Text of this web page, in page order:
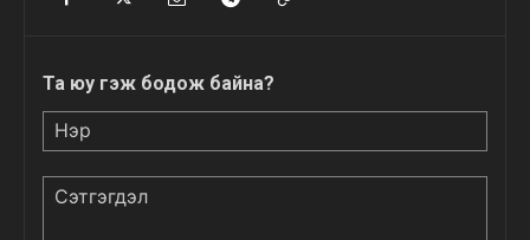
Та юу гэж бодож байна?